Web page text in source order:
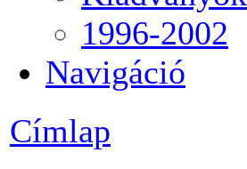
1996-2002
Navigáció
Címlap